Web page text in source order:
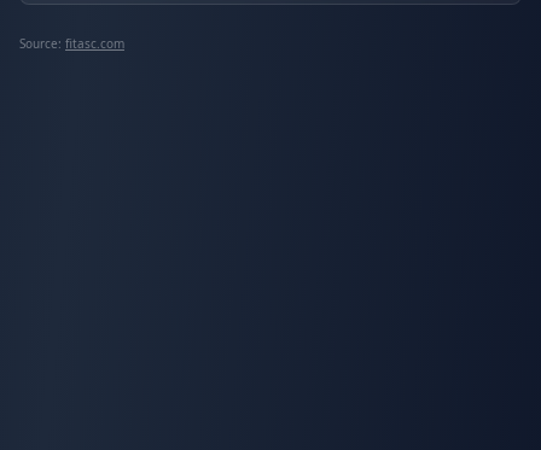
Source: fitasc.com